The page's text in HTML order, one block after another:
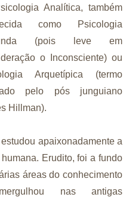
Analítica, também
como Psicologia
(pois leve em
o Inconsciente) ou
Arquetípica (termo
pelo pós junguiano
Hillman).
apaixonadamente a
Erudito, foi a fundo
áreas do conhecimento
nas antigas